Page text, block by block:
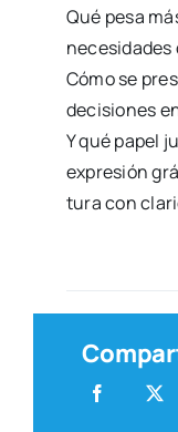
Qué pesa
Cómo se
deci­sio­nes
Y qué papel
expre­sión
tu­ra con